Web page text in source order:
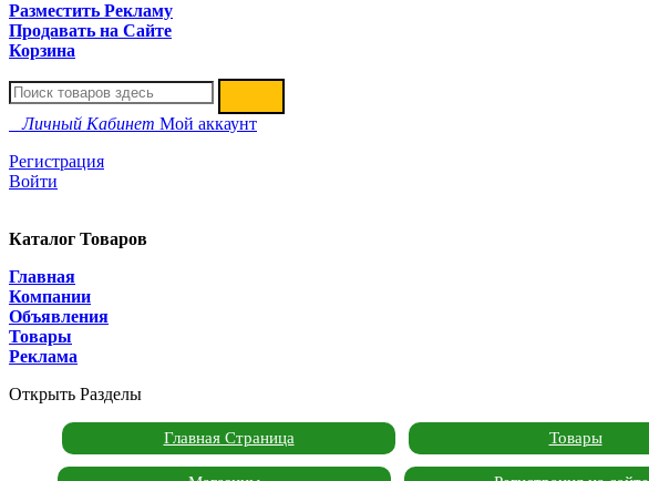
Разместить Рекламу
Продавать на Сайте
Корзина
Личный Кабинет Мой аккаунт
Регистрация
Войти
Каталог Товаров
Главная
Компании
Объявления
Товары
Реклама
Открыть Разделы
Главная Страница Товары